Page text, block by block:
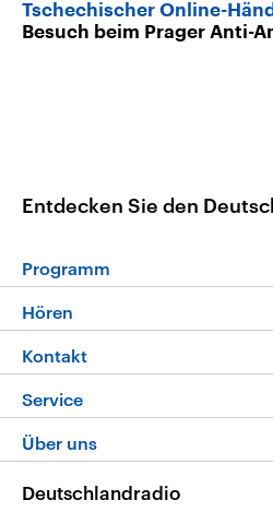
Tschechischer Online-
Besuch beim Prager Anti-
Entdecken Sie den
Programm
Programm
Die Nachrichten
Nachrichtenleicht
Neue Beiträge auf dlf.de
Hören
Livestream
Podcasts
Deutschlandfunk App
Nachrichten App
Kontakt
Hörerservice
Service
FAQ
Veranstaltungen
Über uns
Deutschlandradio